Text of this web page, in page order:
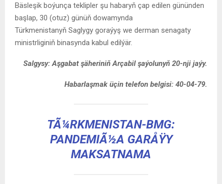
Bäsleşik boýunça teklipler şu habaryň çap edilen gününden
başlap, 30 (otuz) günüň dowamynda
Türkmenistanyň Saglygy goraýyş we derman senagaty
ministrliginiň binasynda kabul edilýär.
Salgysy: Aşgabat şäheriniň Arçabil şaýolunyň 20-nji jaýy.
Habarlaşmak üçin telefon belgisi: 40-04-79.
TÃ¼RKMENISTAN-BMG:
PANDEMIÃ½A GARÅŸY
MAKSATNAMA